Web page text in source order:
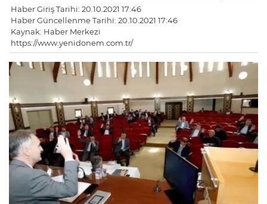
Haber Giriş Tarihi: 20.10.2021 17:46
Haber Güncellenme Tarihi: 20.10.2021 17:46
Kaynak: Haber Merkezi
https://www.yenidonem.com.tr/